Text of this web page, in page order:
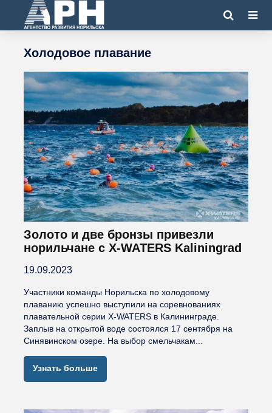
Холодовое плавание
Золото и две бронзы привезли
норильчане с X-WATERS Kaliningrad
19.09.2023
Участники команды Норильска по холодовому
плаванию успешно выступили на соревнованиях
плавательной серии X-WATERS в Калининграде.
Заплыв на открытой воде состоялся 17 сентября на
Синявинском озере. На выбор смельчакам...
Узнать больше